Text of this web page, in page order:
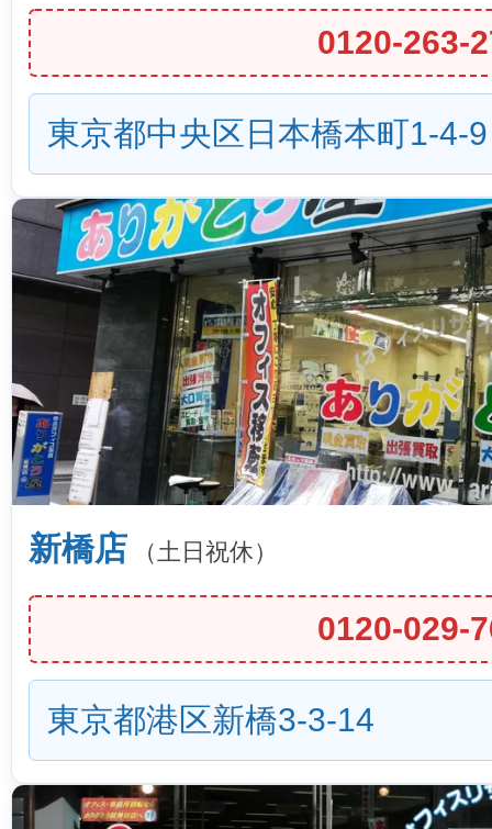
0120-263-
東京都中央区日本橋本町1-4-9
新橋店 （土日祝休）
0120-029-
東京都港区新橋3-3-14